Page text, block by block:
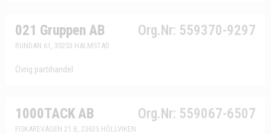
021 Gruppen AB Org.Nr: 559370-9297
RUNDAN 61, 30253 HALMSTAD
Övrig partihandel
1000TACK AB Org.Nr: 559067-6507
FISKAREVÄGEN 21 B, 23635 HÖLLVIKEN